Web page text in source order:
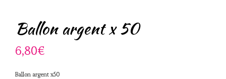
Ballon argent x 50
6,80€
Ballon argent x50